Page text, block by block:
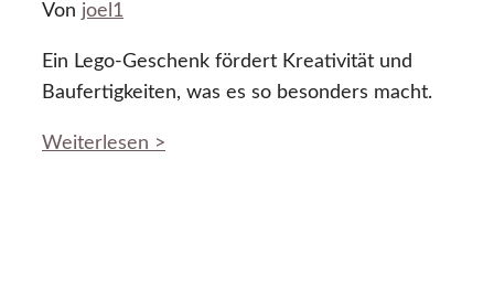
Von joel1
Ein Lego-Geschenk fördert Kreativität und
Baufertigkeiten, was es so besonders macht.
Weiterlesen >